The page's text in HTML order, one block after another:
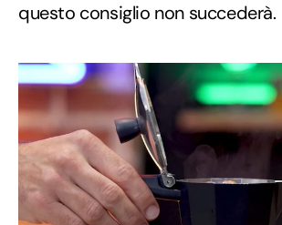
questo consiglio non succederà.